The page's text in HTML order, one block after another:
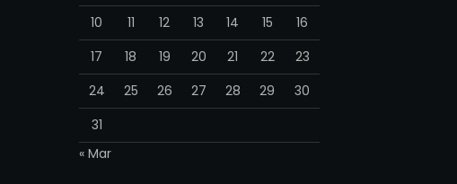
10
11 12 13 14 15
16
17
18 19 20 21 22
23
24
25 26 27 28 29
30
31
« Mar